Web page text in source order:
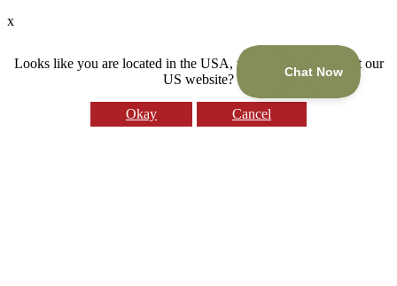
x
Looks like you are located in the USA, would you like to visit our
US website?
Okay Cancel